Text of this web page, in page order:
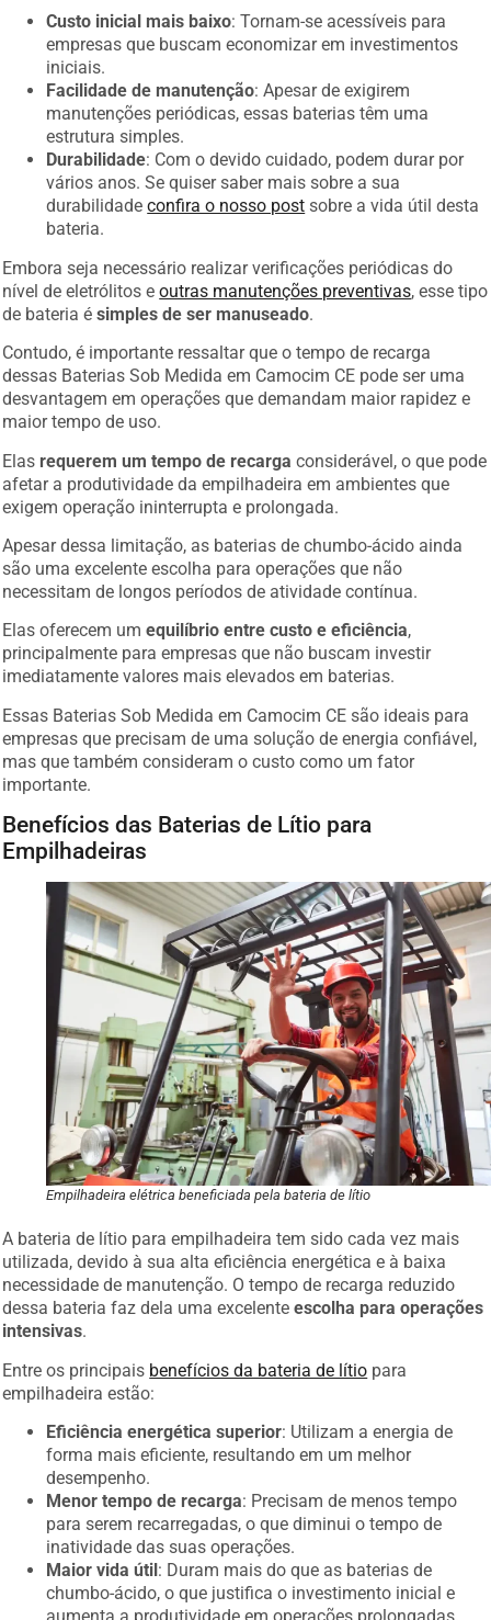
Custo inicial mais baixo: Tornam-se acessíveis para
empresas que buscam economizar em investimentos
iniciais.
Facilidade de manutenção: Apesar de exigirem
manutenções periódicas, essas baterias têm uma
estrutura simples.
Durabilidade: Com o devido cuidado, podem durar por
vários anos. Se quiser saber mais sobre a sua
durabilidade confira o nosso post sobre a vida útil desta
bateria.
Embora seja necessário realizar verificações periódicas do
nível de eletrólitos e outras manutenções preventivas , esse tipo
de bateria é simples de ser manuseado.
Contudo, é importante ressaltar que o tempo de recarga
dessas Baterias Sob Medida em Camocim CE pode ser uma
desvantagem em operações que demandam maior rapidez e
maior tempo de uso.
Elas
requerem um tempo de recarga
considerável, o que pode
afetar a produtividade da empilhadeira em ambientes que
exigem operação ininterrupta e prolongada.
Apesar dessa limitação, as baterias de chumbo-ácido ainda
são uma excelente escolha para operações que não
necessitam de longos períodos de atividade contínua.
Elas oferecem um equilíbrio entre custo e eficiência
principalmente para empresas que não buscam investir
imediatamente valores mais elevados em baterias.
Essas Baterias Sob Medida em Camocim CE são ideais para
empresas que precisam de uma solução de energia confiável,
mas que também consideram o custo como um fator
importante.
Benefícios das Baterias de Lítio para
Empilhadeiras
Empilhadeira elétrica beneficiada pela bateria de lítio
A bateria de lítio para empilhadeira tem sido cada vez mais
utilizada, devido à sua alta eficiência energética e à baixa
necessidade de manutenção. O tempo de recarga reduzido
dessa bateria faz dela uma excelente escolha para operações
intensivas
Entre os principais benefícios da bateria de lítio
empilhadeira estão:
Eficiência energética superior: Utilizam a energia de
forma mais eficiente, resultando em um melhor
desempenho.
Menor tempo de recarga: Precisam de menos tempo
para serem recarregadas, o que diminui o tempo de
inatividade das suas operações.
Maior vida útil: Duram mais do que as baterias de
chumbo-ácido, o que justifica o investimento inicial e
aumenta a produtividade em operações prolongadas.